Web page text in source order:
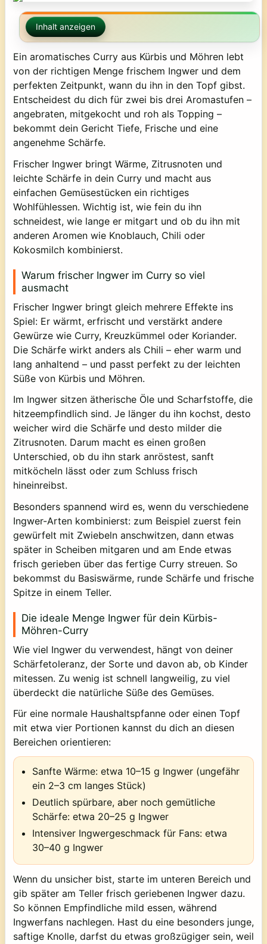
Inhalt anzeigen
Ein aromatisches Curry aus Kürbis und Möhren lebt
von der richtigen Menge frischem Ingwer und dem
perfekten Zeitpunkt, wann du ihn in den Topf gibst.
Entscheidest du dich für zwei bis drei Aromastufen –
angebraten, mitgekocht und roh als Topping –
bekommt dein Gericht Tiefe, Frische und eine
angenehme Schärfe.
Frischer Ingwer bringt Wärme, Zitrusnoten und
leichte Schärfe in dein Curry und macht aus
einfachen Gemüsestücken ein richtiges
Wohlfühlessen. Wichtig ist, wie fein du ihn
schneidest, wie lange er mitgart und ob du ihn mit
anderen Aromen wie Knoblauch, Chili oder
Kokosmilch kombinierst.
Warum frischer Ingwer im Curry so viel
ausmacht
Frischer Ingwer bringt gleich mehrere Effekte ins
Spiel: Er wärmt, erfrischt und verstärkt andere
Gewürze wie Curry, Kreuzkümmel oder Koriander.
Die Schärfe wirkt anders als Chili – eher warm und
lang anhaltend – und passt perfekt zu der leichten
Süße von Kürbis und Möhren.
Im Ingwer sitzen ätherische Öle und Scharfstoffe, die
hitzeempfindlich sind. Je länger du ihn kochst, desto
weicher wird die Schärfe und desto milder die
Zitrusnoten. Darum macht es einen großen
Unterschied, ob du ihn stark anröstest, sanft
mitköcheln lässt oder zum Schluss frisch
hineinreibst.
Besonders spannend wird es, wenn du verschiedene
Ingwer-Arten kombinierst: zum Beispiel zuerst fein
gewürfelt mit Zwiebeln anschwitzen, dann etwas
später in Scheiben mitgaren und am Ende etwas
frisch gerieben über das fertige Curry streuen. So
bekommst du Basiswärme, runde Schärfe und frische
Spitze in einem Teller.
Die ideale Menge Ingwer für dein Kürbis-
Möhren-Curry
Wie viel Ingwer du verwendest, hängt von deiner
Schärfetoleranz, der Sorte und davon ab, ob Kinder
mitessen. Zu wenig ist schnell langweilig, zu viel
überdeckt die natürliche Süße des Gemüses.
Für eine normale Haushaltspfanne oder einen Topf
mit etwa vier Portionen kannst du dich an diesen
Bereichen orientieren:
Sanfte Wärme: etwa 10–15 g Ingwer (ungefähr
ein 2–3 cm langes Stück)
Deutlich spürbare, aber noch gemütliche
Schärfe: etwa 20–25 g Ingwer
Intensiver Ingwergeschmack für Fans: etwa
30–40 g Ingwer
Wenn du unsicher bist, starte im unteren Bereich und
gib später am Teller frisch geriebenen Ingwer dazu.
So können Empfindliche mild essen, während
Ingwerfans nachlegen. Hast du eine besonders junge,
saftige Knolle, darfst du etwas großzügiger sein, weil